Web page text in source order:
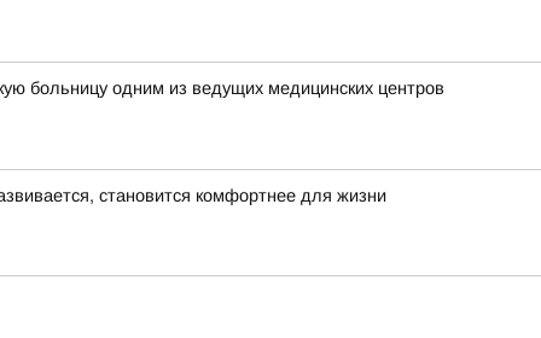
больницу одним из ведущих медицинских центров
становится комфортнее для жизни